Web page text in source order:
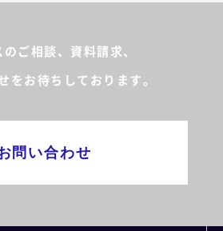
のご相談、資料請求、
をお待ちしております。
問い合わせ